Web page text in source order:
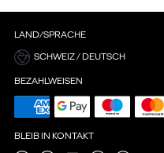
LAND/SPRACHE
SCHWEIZ / DEUTSCH
BEZAHLWEISEN
BLEIB IN KONTAKT